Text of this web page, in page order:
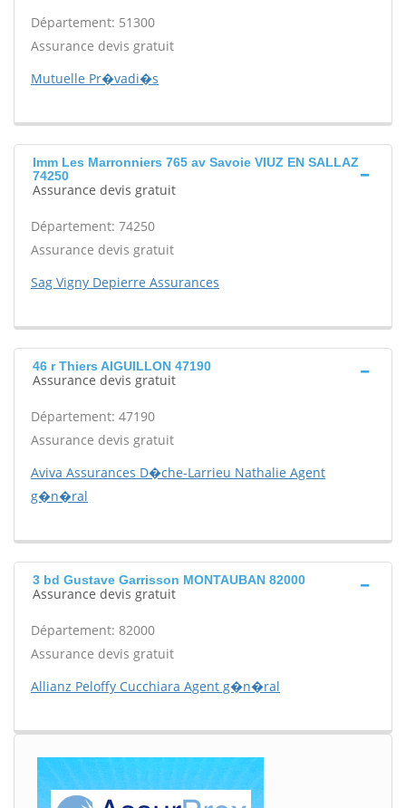
Département: 51300
Assurance devis gratuit
Mutuelle Pr�vadi�s
Imm Les Marronniers 765 av Savoie VIUZ EN SALLAZ
74250
Assurance devis gratuit
Département: 74250
Assurance devis gratuit
Sag Vigny Depierre Assurances
46 r Thiers AIGUILLON 47190
Assurance devis gratuit
Département: 47190
Assurance devis gratuit
Aviva Assurances D�che-Larrieu Nathalie Agent
g�n�ral
3 bd Gustave Garrisson MONTAUBAN 82000
Assurance devis gratuit
Département: 82000
Assurance devis gratuit
Allianz Peloffy Cucchiara Agent g�n�ral